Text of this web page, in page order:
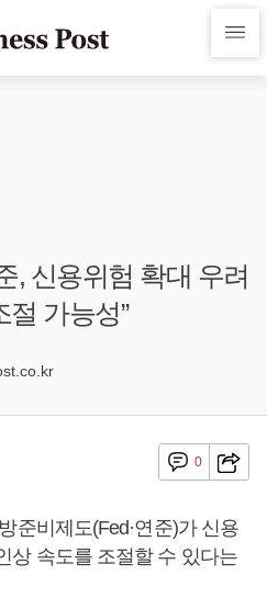
, 신용위험 확대 우려
가능성”
0
준비제도(Fed·연준)가 신용
상 속도를 조절할 수 있다는